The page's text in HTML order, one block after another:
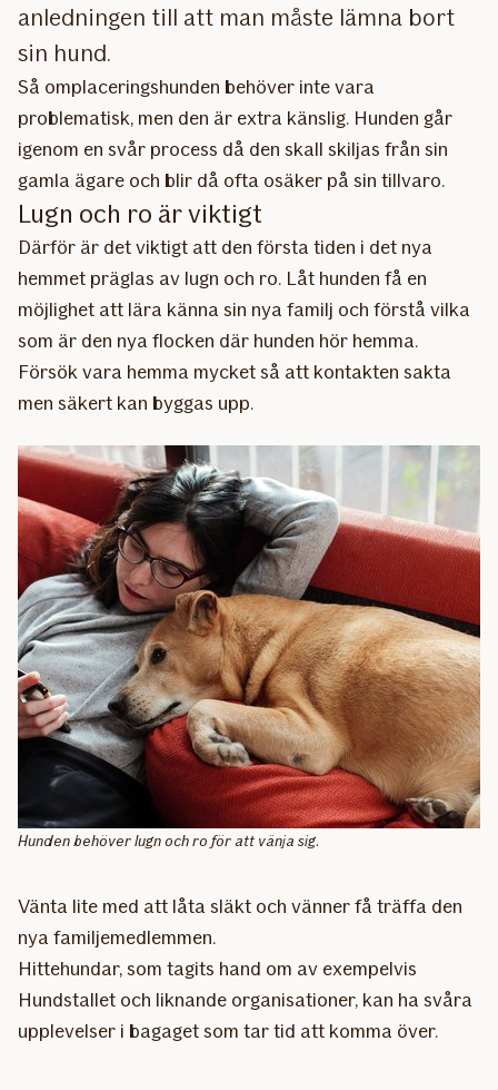
anledningen till att man måste lämna bort
sin hund.
Så omplaceringshunden behöver inte vara
problematisk, men den är extra känslig. Hunden går
igenom en svår process då den skall skiljas från sin
gamla ägare och blir då ofta osäker på sin tillvaro.
Lugn och ro är viktigt
Därför är det viktigt att den första tiden i det nya
hemmet präglas av lugn och ro. Låt hunden få en
möjlighet att lära känna sin nya familj och förstå vilka
som är den nya flocken där hunden hör hemma.
Försök vara hemma mycket så att kontakten sakta
men säkert kan byggas upp.
Hunden behöver lugn och ro för att vänja sig.
Vänta lite med att låta släkt och vänner få träffa den
nya familjemedlemmen.
Hittehundar, som tagits hand om av exempelvis
Hundstallet och liknande organisationer, kan ha svåra
upplevelser i bagaget som tar tid att komma över.